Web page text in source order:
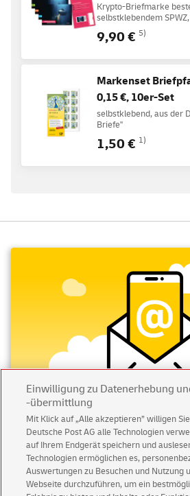
Krypto-Briefmarke
selbstklebendem
9,90 € 5)
Markenset
0,15 €, 10er-Set
selbstklebend, aus der
Briefe"
1,50 € 1)
Abonnieren Sie
Immer informiert über
Aktionen - jetzt mit Vorteil
Einwilligung zu Datenerhebung
-übermittlung
Mit Klick auf „Alle akzeptieren” willigen
Deutsche Post AG alle Technologien
auf Ihrem Endgerät speichern und
Technologien ermöglichen es,
Auswertungen zu Besuchen und Nutzung
Webseite durchzuführen, um ein